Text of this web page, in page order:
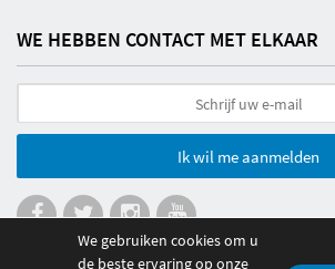
WE HEBBEN CONTACT MET ELKAAR
Ik wil me aanmelden
We gebruiken cookies om u
de beste ervaring op onze